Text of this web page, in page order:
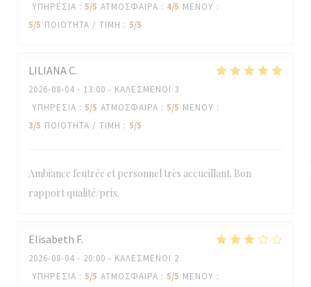
ΥΠΗΡΕΣΊΑ : 5/5 ΑΤΜΌΣΦΑΙΡΑ : 4/5 ΜΕΝΟΎ :
5/5 ΠΟΙΌΤΗΤΑ / ΤΙΜΉ : 5/5
LILIANAC
2026-08-04 - 13:00 - ΚΑΛΕΣΜΈΝΟΙ 3
ΥΠΗΡΕΣΊΑ : 5/5 ΑΤΜΌΣΦΑΙΡΑ : 5/5 ΜΕΝΟΎ :
3/5 ΠΟΙΌΤΗΤΑ / ΤΙΜΉ : 5/5
Ambiance feutrée et personnel très accueillant. Bon
rapport qualité/prix.
Elisabeth F
2026-08-04 - 20:00 - ΚΑΛΕΣΜΈΝΟΙ 2
ΥΠΗΡΕΣΊΑ : 5/5 ΑΤΜΌΣΦΑΙΡΑ : 5/5 ΜΕΝΟΎ :